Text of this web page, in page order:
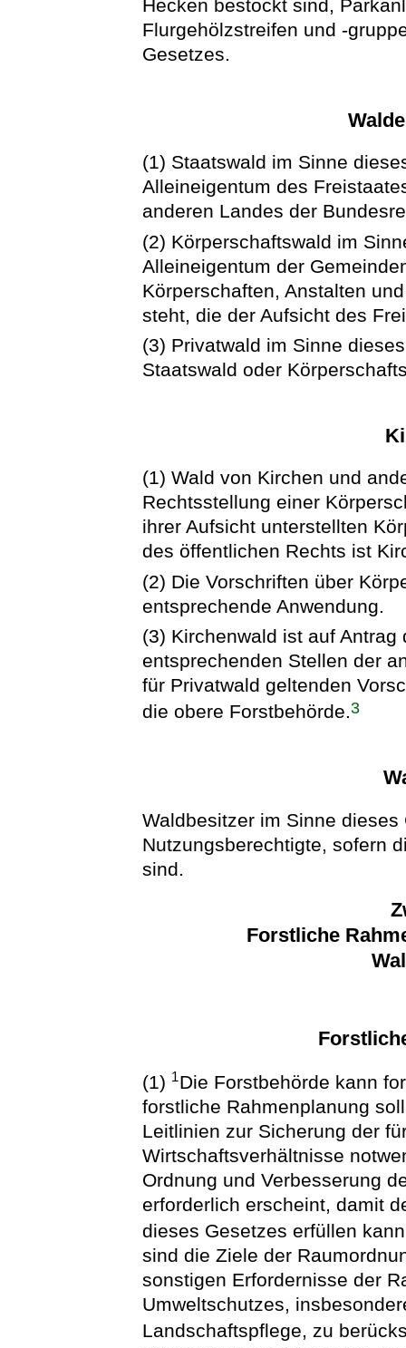
Hecken bestockt sind,
Flurgehölzstreifen und -
Gesetzes.
(1) Staatswald im Sinne
Alleineigentum des
anderen Landes der
(2) Körperschaftswald im
Alleineigentum der
Körperschaften, Anstalten
steht, die der Aufsicht des
(3) Privatwald im Sinne
Staatswald oder
(1) Wald von Kirchen und
Rechtsstellung einer
ihrer Aufsicht unterstellten
des öffentlichen Rechts ist
(2) Die Vorschriften über
entsprechende Anwendung.
(3) Kirchenwald ist auf
entsprechenden Stellen der
für Privatwald geltenden
die obere Forstbehörde.3
Waldbesitzer im Sinne
Nutzungsberechtigte, sofern
sind.
Forstliche
(1) 1Die Forstbehörde kann
forstliche Rahmenplanung
Leitlinien zur Sicherung der
Wirtschaftsverhältnisse
Ordnung und Verbesserung
erforderlich erscheint, damit
dieses Gesetzes erfüllen
sind die Ziele der
sonstigen Erfordernisse der
Umweltschutzes,
Landschaftspflege, zu